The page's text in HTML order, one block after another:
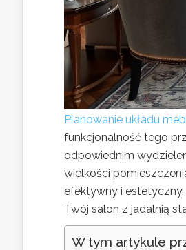
Planowanie układu
funkcjonalność tego
odpowiednim
wielkości
efektywny i estetyczny.
Twój salon z jadalnią
W tym artykule